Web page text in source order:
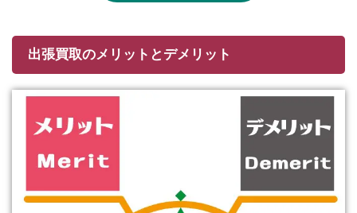
出張買取のメリットとデメリット